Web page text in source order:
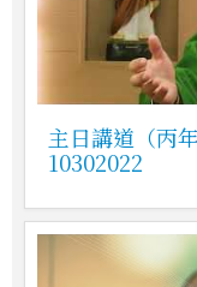
主日講道（丙
10302022